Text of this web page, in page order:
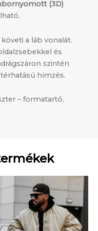
(3D)
a láb vonalát.
és
szintén
hímzés.
– formatartó,
price
was:
34
900 Ft.
Current
price
28
500 Ft.
a